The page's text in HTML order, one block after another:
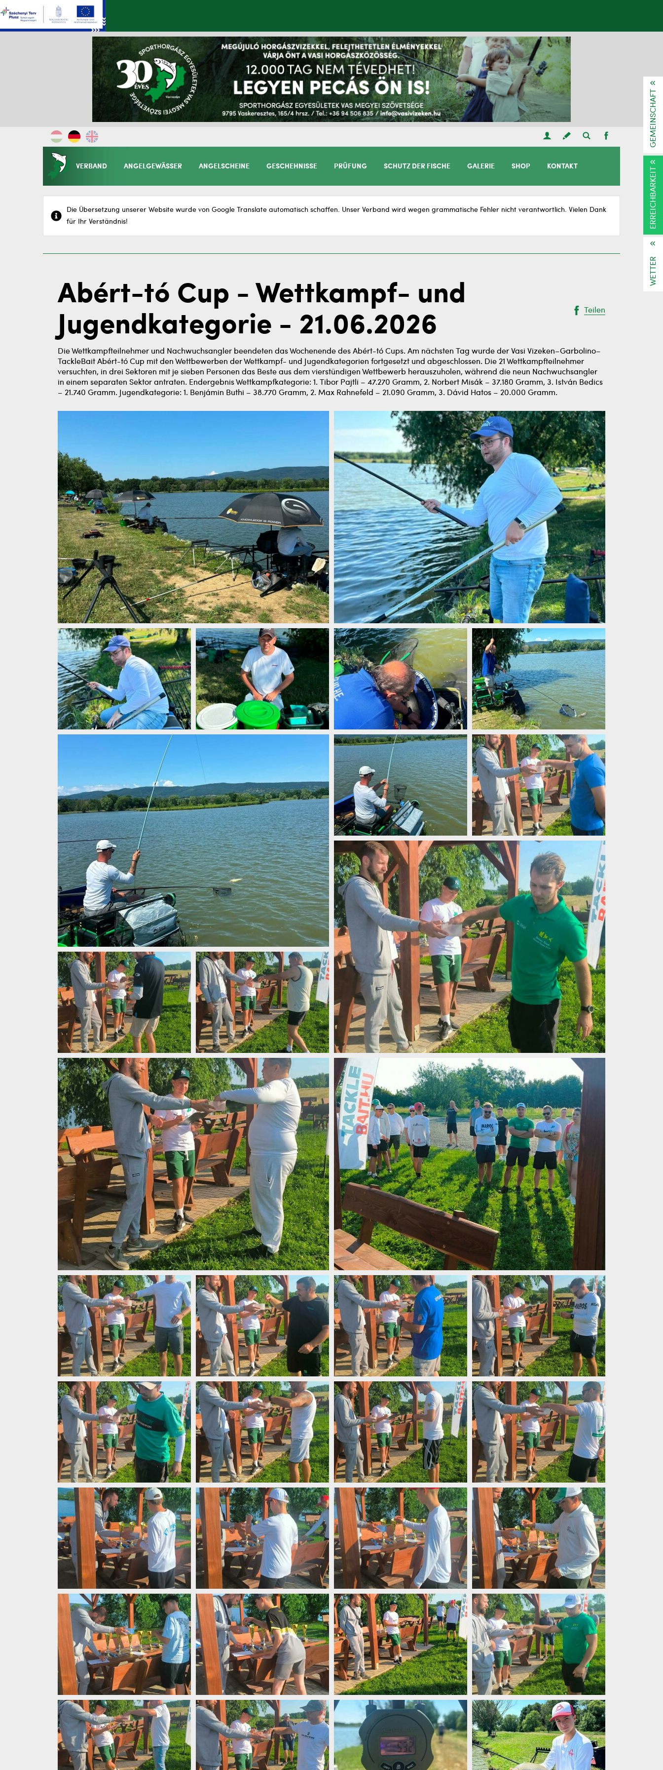
VERBAND ANGELGEWÄSSER ANGELSCHEINE GESCHEHNISSE PRÜFUNG SCHUTZ DER FISCHE GALERIE SHOP KONTAKT
Die Übersetzung unserer Website wurde von Google Translate automatisch schaffen. Unser Verband wird wegen grammatische Fehler nicht verantwortlich. Vielen Dank
für Ihr Verständnis!
Abért-tó Cup - Wettkampf- und
Jugendkategorie - 21.06.2026
Teilen
Die Wettkampfteilnehmer und Nachwuchsangler beendeten das Wochenende des Abért-tó Cups. Am nächsten Tag wurde der Vasi Vizeken–Garbolino–
TackleBait Abért-tó Cup mit den Wettbewerben der Wettkampf- und Jugendkategorien fortgesetzt und abgeschlossen. Die 21 Wettkampfteilnehmer
versuchten, in drei Sektoren mit je sieben Personen das Beste aus dem vierstündigen Wettbewerb herauszuholen, während die neun Nachwuchsangler
in einem separaten Sektor antraten. Endergebnis Wettkampfkategorie: 1. Tibor Pajtli – 47.270 Gramm, 2. Norbert Misák – 37.180 Gramm, 3. István Bedics
– 21.740 Gramm. Jugendkategorie: 1. Benjámin Buthi – 38.770 Gramm, 2. Max Rahnefeld – 21.090 Gramm, 3. Dávid Hatos – 20.000 Gramm.
GEMEINSCHAFT
ERREICHBARKEIT
WETTER